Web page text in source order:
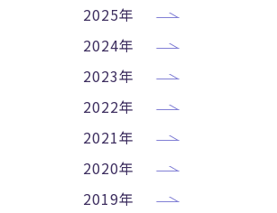
2025年
2024年
2023年
2022年
2021年
2020年
2019年